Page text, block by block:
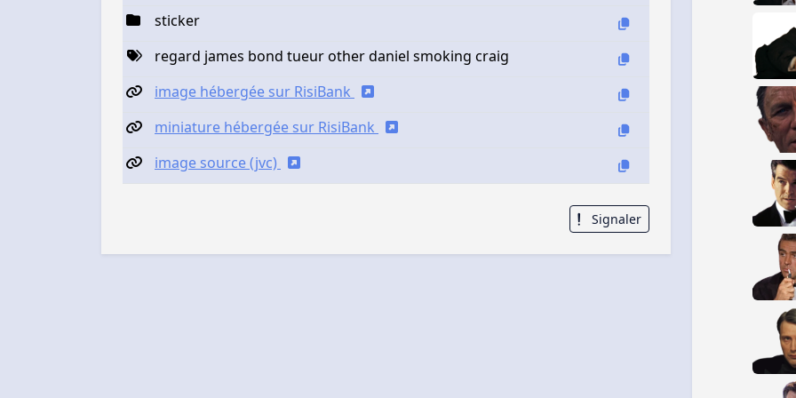
sticker
regard james bond tueur other daniel smoking craig
image hébergée sur RisiBank
miniature hébergée sur RisiBank
image source (jvc)
Signaler